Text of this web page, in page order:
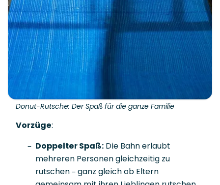
Donut-Rutsche: Der Spaß für die ganze Familie
Vorzüge:
Doppelter Spaß: Die Bahn erlaubt
mehreren Personen gleichzeitig zu
rutschen – ganz gleich ob Eltern